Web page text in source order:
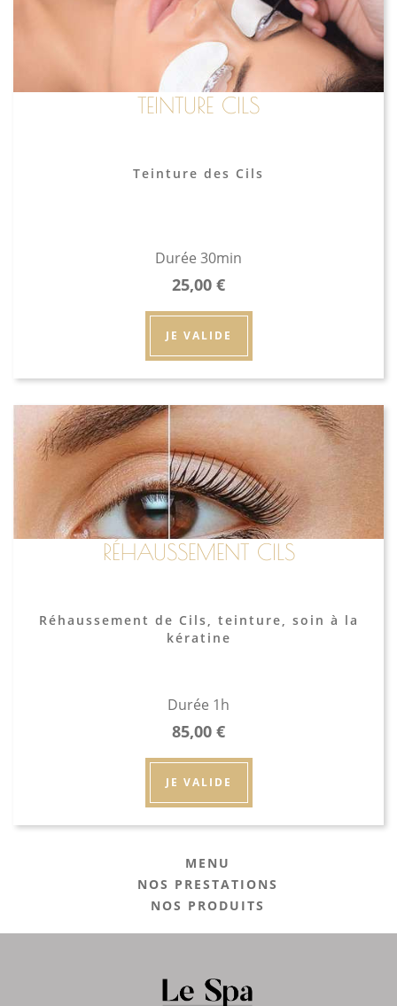
TEINTURE CILS
Teinture des Cils
Durée 30min
25,00 €
JE VALIDE
RÉHAUSSEMENT CILS
Réhaussement de Cils, teinture, soin à la
kératine
Durée 1h
85,00 €
JE VALIDE
MENU
NOS PRESTATIONS
NOS PRODUITS